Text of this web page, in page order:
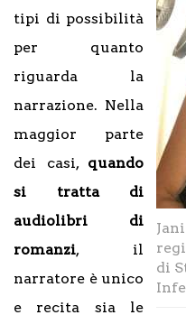
di
tipi di possibilità
per quanto
riguarda la
narrazione. Nella
maggior parte
dei casi, quando
si tratta di
audiolibri di
romanzi, il
narratore è unico
e recita sia le